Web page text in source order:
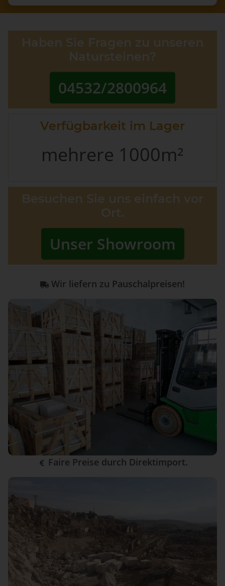
Haben Sie Fragen zu unseren
Natursteinen?
04532/2800964
Verfügbarkeit im Lager
mehrere 1000m²
Besuchen Sie uns einfach vor
Ort.
Unser Showroom
Wir liefern zu Pauschalpreisen!
Faire Preise durch Direktimport.